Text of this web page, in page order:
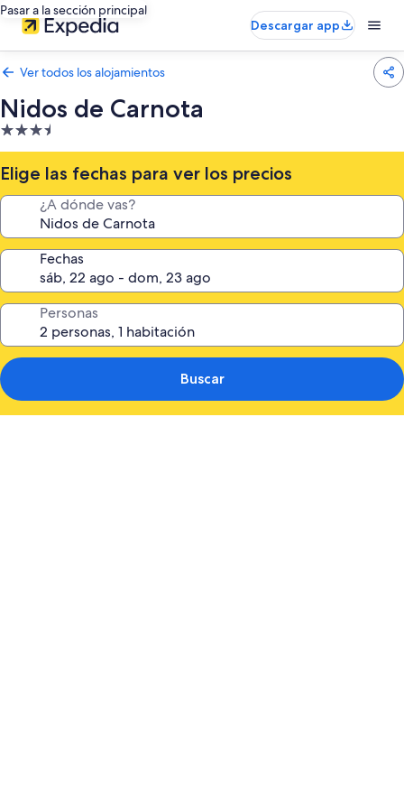
Pasar a la sección principal
Descargar app
Ver todos los alojamientos
Nidos de Carnota
Alojamiento
de
3.5 estrellas
Elige las fechas para ver los precios
¿A dónde vas?
Fechas
Personas
Buscar